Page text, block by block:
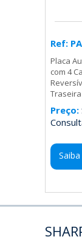
Ref:
Placa
com 4
Traseira
Preço: